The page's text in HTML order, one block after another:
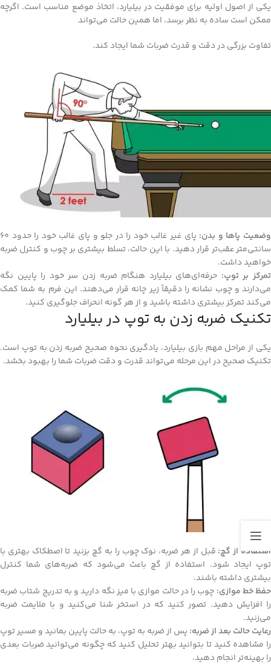
یکی از اصول اولیه برای موفقیت در بیلیارد، اتخاذ موضع مناسب است. اگرچه
ممکن است ساده به نظر برسد، اما همین حالت می‌تواند
تفاوت بزرگی در دقت و قدرت ضربات شما ایجاد کند.
وضعیت پاها و بدن:
پای غیر غالب خود را در جلو و پای غالب خود را حدود ۶۰
سانتی‌متر عقب‌تر قرار دهید. با این حالت، تسلط بیشتری بر چوب و کنترل ضربه
خواهید داشت.
تمرکز بر توپ: حرفه‌ای‌های بیلیارد هنگام ضربه زدن سر خود را پایین نگه
می‌دارند و چوب نشانه را دقیقاً زیر چانه قرار می‌دهند. این فرم به شما کمک
می‌کند تمرکز بیشتری داشته باشید و از هر گونه انحراف جلوگیری کنید.
تکنیک‌ ضربه زدن به توپ در بیلیارد
یکی از مراحل مهم بازی بیلیارد، یادگیری نحوه صحیح ضربه زدن به توپ است.
تکنیک صحیح در این مرحله می‌تواند قدرت و دقت ضربات شما را بهبود بخشد.
استفاده از گچ: قبل از هر ضربه، نوک چوب را به گچ بزنید تا اصطکاک بهتری با
توپ ایجاد شود. استفاده از گچ باعث می‌شود که ضربه‌های شما کنترل
بیشتری داشته باشند.
حفظ خط موازی: چوب را در حالت موازی با میز نگه دارید و به تدریج شتاب ضربه
را افزایش دهید. تصور کنید که در استخر شنا می‌کنید و با ملایمت ضربه
می‌زنید.
رعایت حالت بعد از ضربه: پس از ضربه به توپ، به حالت پایین بمانید و مسیر توپ
را مشاهده کنید تا بتوانید بهتر تحلیل کنید که چگونه می‌توانید ضربات بعدی
را بهینه‌تر انجام دهید.